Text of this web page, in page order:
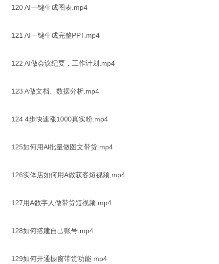
120 AI一键生成图表.mp4
121 AI一键生成完整PPT.mp4
122 AI做会议纪要，工作计划.mp4
123 A做文档、数据分析.mp4
124 4步快速涨1000真实粉.mp4
125如何用Al批量做图文带货.mp4
126实体店如何用A做获客短视频,mp4
127用A数字人做带货短视频.mp4
128如何搭建自己账号.mp4
129如何开通橱窗带货功能.mp4